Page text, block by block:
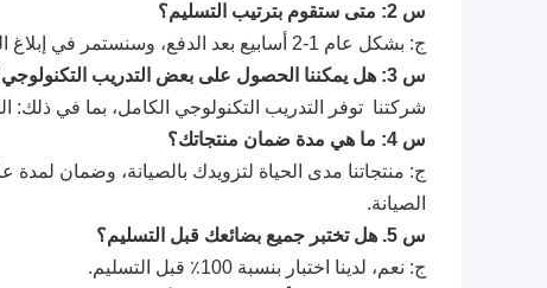
س 2: متى ستقوم بترتيب التسليم؟
ج: بشكل عام 1-2 أسابيع بعد الدفع، وسنستمر في إبلاغ العميل بحالة شحن البضائع، حتى تتلقى البضائع.
س 3: هل يمكننا الحصول على بعض التدريب التكنولوجي؟
شركتنا توفر التدريب التكنولوجي الكامل، بما في ذلك:
س 4: ما هي مدة ضمان منتجاتك؟
ج: منتجاتنا مدى الحياة لتزويدك بالصيانة، وضمان
الصيانة.
س 5. هل تختبر جميع بضائعك قبل التسليم؟
ج: نعم، لدينا اختبار بنسبة 100٪ قبل التسليم.